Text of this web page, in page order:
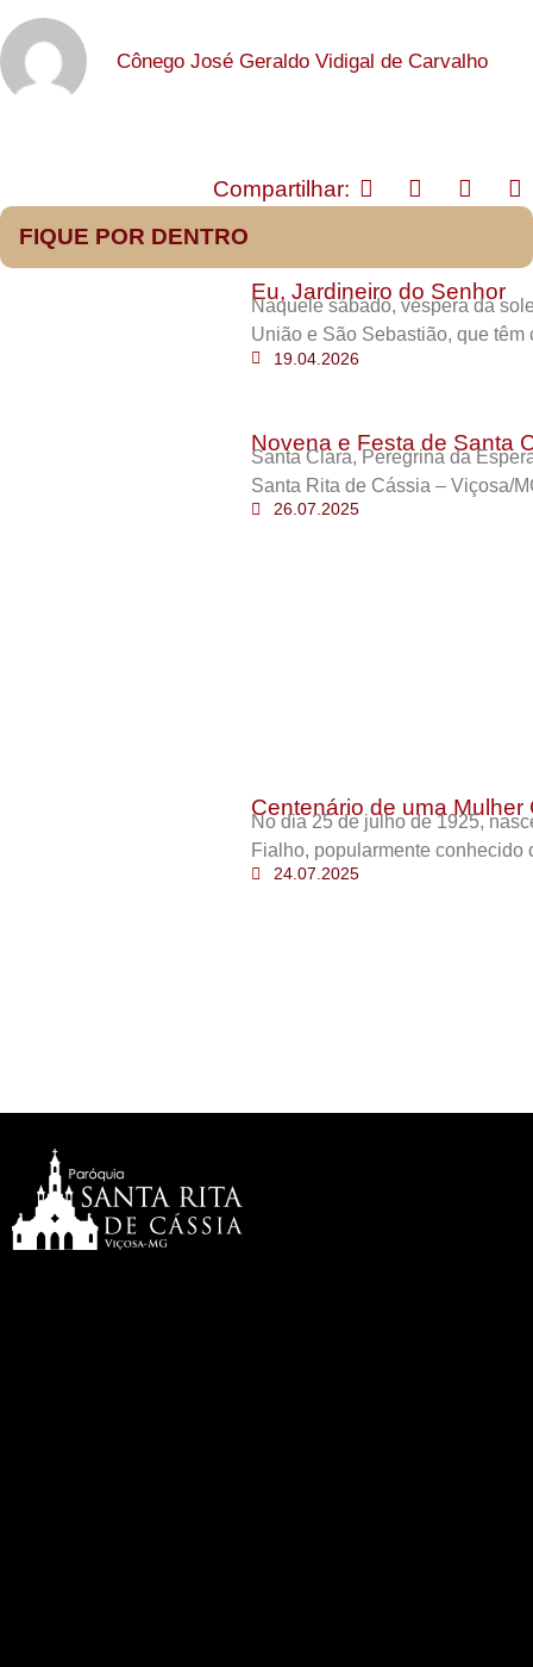
Cônego José Geraldo Vidigal de Carvalho
Compartilhar:
FIQUE POR DENTRO
Eu, Jardineiro do Senhor
Naquele sábado, véspera da
União e São Sebastião, que têm
19.04.2026
Novena e Festa de Santa
Santa Clara, Peregrina da
Santa Rita de Cássia – Viçosa/
26.07.2025
Centenário de uma Mulher
No dia 25 de julho de 1925,
Fialho, popularmente conhecido
24.07.2025